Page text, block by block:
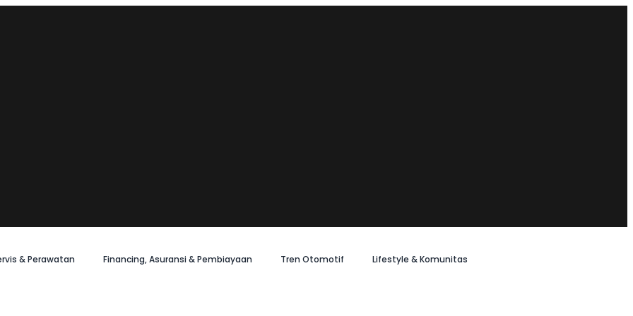
& Perawatan Financing, Asuransi & Pembiayaan Tren Otomotif Lifestyle & Komunitas